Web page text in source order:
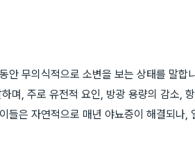
안 무의식적으로 소변을 보는 상태를 말합
며, 주로 유전적 요인, 방광 용량의 감소,
은 자연적으로 매년 야뇨증이 해결되나,